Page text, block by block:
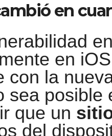
en
en
en
con la
sea posible
que un
del